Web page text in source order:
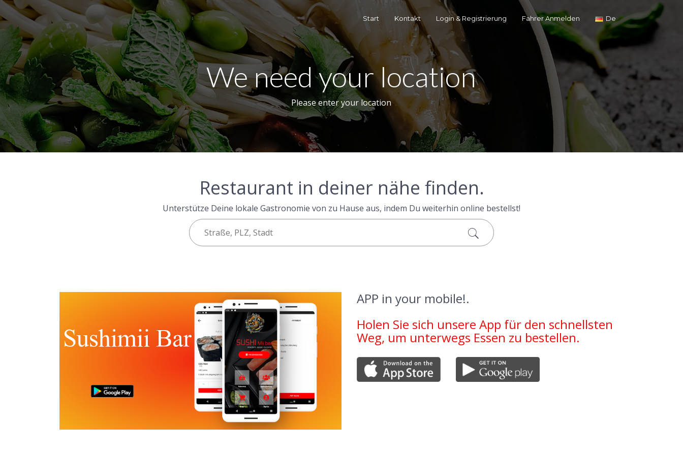
Start Kontakt Login & Registrierung Fahrer Anmelden De
We need your location
Please enter your location
Restaurant in deiner nähe finden.
Unterstütze Deine lokale Gastronomie von zu Hause aus, indem Du weiterhin online bestellst!
APP in your mobile!.
Holen Sie sich unsere App für den schnellsten
Weg, um unterwegs Essen zu bestellen.